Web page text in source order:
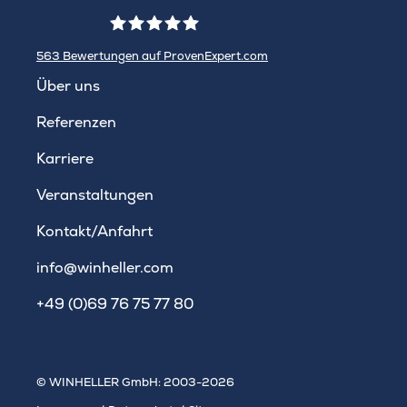
563 Bewertungen auf ProvenExpert.com
Über uns
Referenzen
Karriere
Veranstaltungen
Kontakt/Anfahrt
info@winheller.com
+49 (0)69 76 75 77 80
© WINHELLER GmbH: 2003-2026